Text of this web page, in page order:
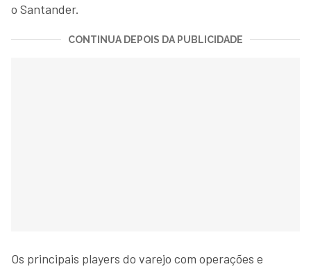
o Santander.
CONTINUA DEPOIS DA PUBLICIDADE
Os principais players do varejo com operações e